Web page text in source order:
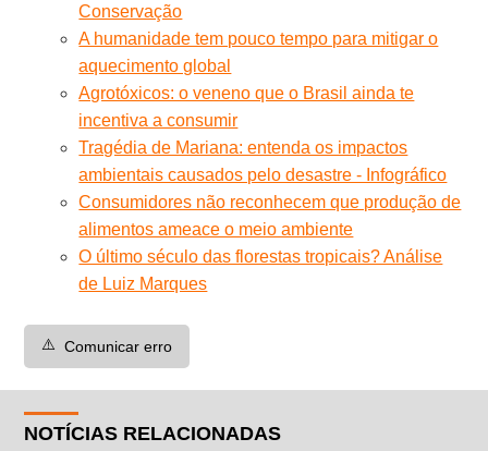
Conservação
A humanidade tem pouco tempo para mitigar o
aquecimento global
Agrotóxicos: o veneno que o Brasil ainda te
incentiva a consumir
Tragédia de Mariana: entenda os impactos
ambientais causados pelo desastre - Infográfico
Consumidores não reconhecem que produção de
alimentos ameace o meio ambiente
O último século das florestas tropicais? Análise
de Luiz Marques
⚠️ Comunicar erro
NOTÍCIAS RELACIONADAS